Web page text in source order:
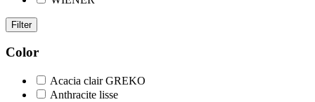
Filter
Color
Acacia clair GREKO
Anthracite lisse